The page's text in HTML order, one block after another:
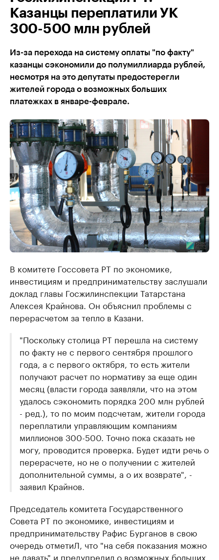
Казанцы переплатили УК
300-500 млн рублей
Из-за перехода на систему оплаты "по факту"
казанцы сэкономили до полумиллиарда рублей,
несмотря на это депутаты предостерегли
жителей города о возможных больших
платежках в январе-феврале.
В комитете Госсовета РТ по экономике,
инвестициям и предпринимательству заслушали
доклад главы Госжилинспекции Татарстана
Алексея Крайнова. Он объяснил ​проблемы с
перерасчетом за тепло в Казани​.
"Поскольку столица РТ перешла на систему
по факту не с первого сентября прошлого
года, а с первого октября, то есть жители
получают расчет по нормативу за еще один
месяц (власти города заявляли, что на этом
удалось сэкономить порядка 200 млн рублей
- ред.), то по моим подсчетам, жители города
переплатили управляющим компаниям
миллионов 300-500. Точно пока сказать не
могу, проводится проверка. Будет идти речь о
перерасчете, но не о получении с жителей
дополнительной суммы, а о их возврате", -
заявил Крайнов.
Председатель комитета Государственного
Совета РТ по экономике, инвестициям и
предпринимательству Рафис Бурганов в свою
очередь отметиЛ, что "на себя показания можно
не давать" и предупредил о возможных больших